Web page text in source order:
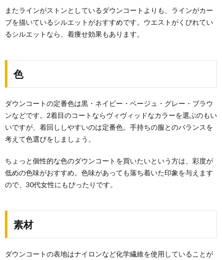
またラインがストンとしているダウンコートよりも、ラインがカー
ブを描いているシルエットがおすすめです。ウエストがくびれてい
るシルエットなら、着痩せ効果もあります。
色
ダウンコートの定番色は黒・ネイビー・ベージュ・グレー・ブラウ
ンなどです。2着目のコートならヴィヴィッドなカラーを選ぶのもい
いですが、着回ししやすいのは定番色。手持ちの服とのバランスを
考えて色選びをしましょう。
ちょっと個性的な色のダウンコートを買いたいという方は、彩度が
低めの色味がおすすめ。色味があっても落ち着いた印象を与えます
ので、30代女性にもぴったりです。
素材
ダウンコートの表地はナイロンなど化学繊維を使用していることが